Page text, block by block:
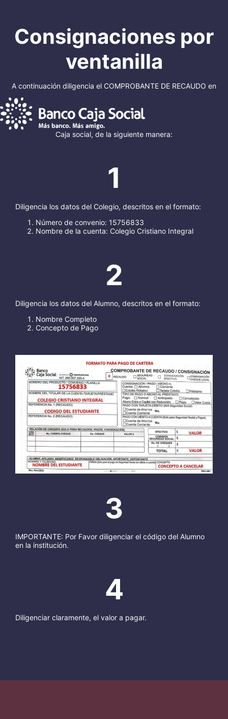
Consignaciones por
ventanilla
A continuación diligencia el COMPROBANTE DE RECAUDO en
Caja social, de la siguiente manera:
1
Diligencia los datos del Colegio, descritos en el formato:
Número de convenio: 15756833
Nombre de la cuenta: Colegio Cristiano Integral
2
Diligencia los datos del Alumno, descritos en el formato:
Nombre Completo
Concepto de Pago
3
IMPORTANTE: Por Favor diligenciar el código del Alumno
en la institución.
4
Diligenciar claramente, el valor a pagar.